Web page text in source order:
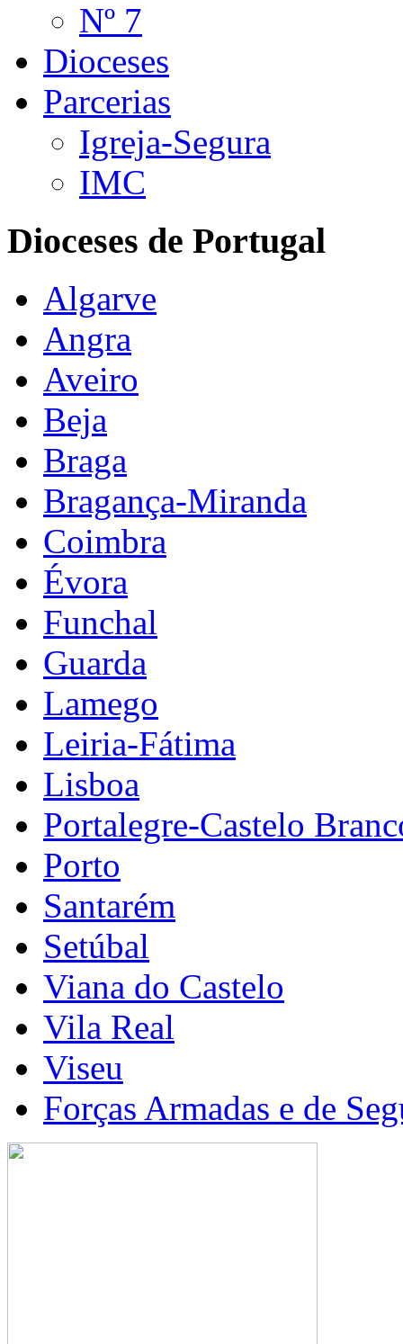
Nº 7
Dioceses
Parcerias
Igreja-Segura
IMC
Dioceses de Portugal
Algarve
Angra
Aveiro
Beja
Braga
Bragança-Miranda
Coimbra
Évora
Funchal
Guarda
Lamego
Leiria-Fátima
Lisboa
Portalegre-Castelo
Porto
Santarém
Setúbal
Viana do Castelo
Vila Real
Viseu
Forças Armadas e de